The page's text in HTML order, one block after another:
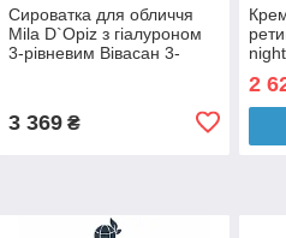
Сироватка для обличчя
Mila D`Opiz з гіалуроном
3-рівневим Вівасан 3-
3 369₴
2